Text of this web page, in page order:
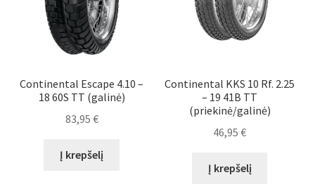
Continental Escape 4.10 –
18 60S TT (galinė)
83,95 €
Į krepšelį
Continental KKS 10 Rf. 2.25
– 19 41B TT
(priekinė/galinė)
46,95€
Į krepšelį